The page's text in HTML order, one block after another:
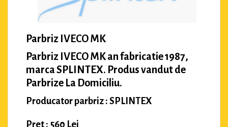
Parbriz IVECO MK
Parbriz IVECO MK an fabricatie 1987,
marca SPLINTEX. Produs vandut de
Parbrize La Domiciliu.
Producator parbriz : SPLINTEX
Pret : 560 Lei